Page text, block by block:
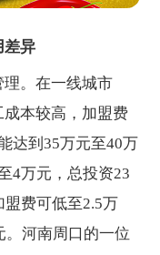
差异
。在一线城市
成本较高，加盟费
达到35万元至40万
4万元，总投资23
费可低至2.5万
。河南周口的一位